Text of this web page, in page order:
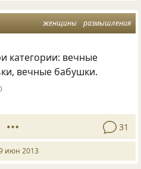
женщины размышления
категории: вечные
вечные бабушки.
31
июн 2013